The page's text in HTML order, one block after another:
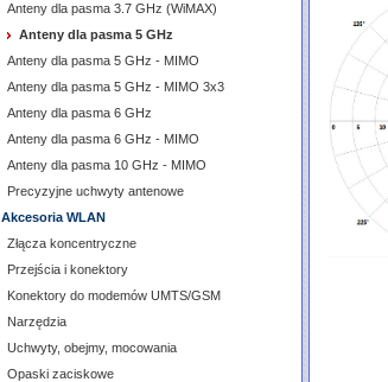
Anteny dla pasma 3.7 GHz (WiMAX)
Anteny dla pasma 5 GHz
Anteny dla pasma 5 GHz - MIMO
Anteny dla pasma 5 GHz - MIMO 3x3
Anteny dla pasma 6 GHz
Anteny dla pasma 6 GHz - MIMO
Anteny dla pasma 10 GHz - MIMO
Precyzyjne uchwyty antenowe
Akcesoria WLAN
Złącza koncentryczne
Przejścia i konektory
Konektory do modemów UMTS/GSM
Narzędzia
Uchwyty, obejmy, mocowania
Opaski zaciskowe